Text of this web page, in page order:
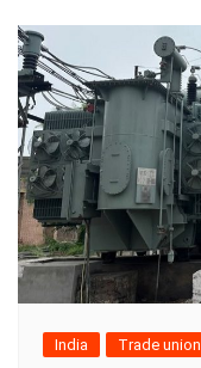
India Trade union